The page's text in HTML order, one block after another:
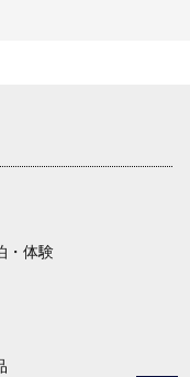
・体験